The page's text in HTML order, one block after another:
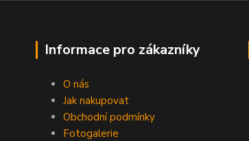
Informace pro zákazníky
O nás
Jak nakupovat
Obchodní podmínky
Fotogalerie